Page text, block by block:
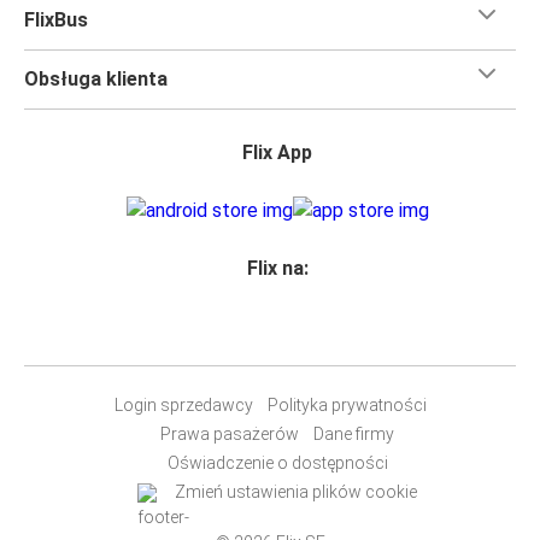
FlixBus
Obsługa klienta
Flix App
Flix na:
Login sprzedawcy
Polityka prywatności
Prawa pasażerów
Dane firmy
Oświadczenie o dostępności
Zmień ustawienia plików cookie